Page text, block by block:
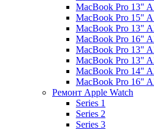
MacBook Pro 13"
MacBook Pro 15"
MacBook Pro 13"
MacBook Pro 16"
MacBook Pro 13"
MacBook Pro 13"
MacBook Pro 14"
MacBook Pro 16"
Ремонт Apple Watch
Series 1
Series 2
Series 3